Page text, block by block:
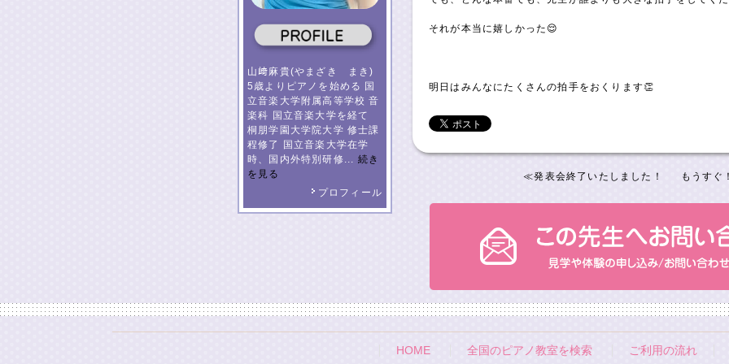
山﨑麻貴(やまざき まき)
5歳よりピアノを始める 国
立音楽大学附属高等学校 音
楽科 国立音楽大学を経て
桐朋学園大学院大学 修士課
程修了 国立音楽大学在学
時、国内外特別研修... 続き
を見る
プロフィール
それが本当に嬉しかった😌
明日はみんなにたくさんの拍手をおくります👏
≪発表会終了いたしました！ もうすぐ
HOME 全国のピアノ教室を検索 ご利用の流れ